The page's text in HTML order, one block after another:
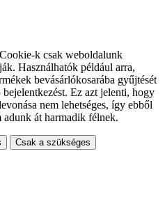
k csak weboldalunk
Használhatók például arra,
bevásárlókosarába gyűjtését
Ez azt jelenti, hogy
nem lehetséges, így ebből
adunk át harmadik félnek.
Csak a szükséges